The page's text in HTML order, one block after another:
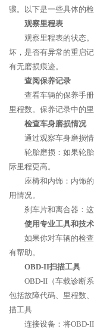
骤。以下是一些具体的检
观察里程表
观察里程表的状态
坏，是否有异常的重启
有无磨损痕迹。
查阅保养记录
查看车辆的保养手
里程数。保养记录中的
检查车身磨损情况
通过观察车身磨损
轮胎磨损：如果轮
际里程更高。
座椅和内饰：内饰
用情况。
刹车片和离合器：
使用专业工具和技术
如果你对车辆的检
有帮助。
OBD-II扫描工具
OBD-II（车载诊断
包括故障代码、里程数
描工具
连接设备：将OBD-